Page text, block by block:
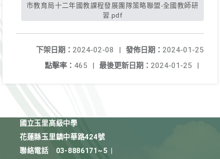
市教育局十二年國教課程發展團隊策略聯盟-全國教師研
習.pdf
發佈日期： 2024-01-25
下架日期： 2024-02-08
|
最後更新日期： 2024-01-25 |
點擊率： 465 |
國立玉里高級中學
花蓮縣玉里鎮中華路424號
聯絡電話
03-8886171~5